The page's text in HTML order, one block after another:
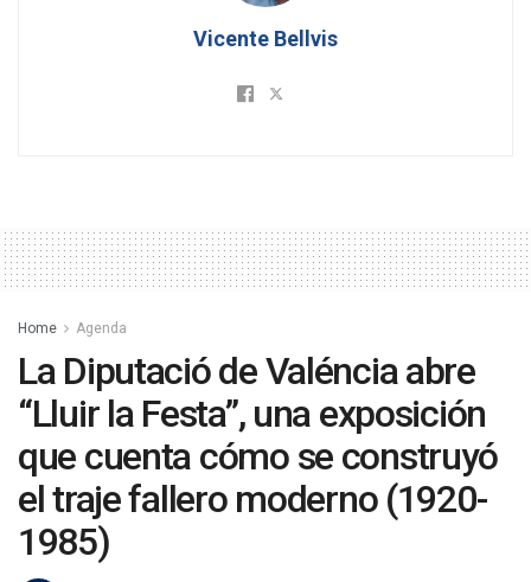
Vicente Bellvis
Home Agenda
La Diputació de Valéncia abre
“Lluir la Festa”, una exposición
que cuenta cómo se construyó
el traje fallero moderno (1920-
1985)